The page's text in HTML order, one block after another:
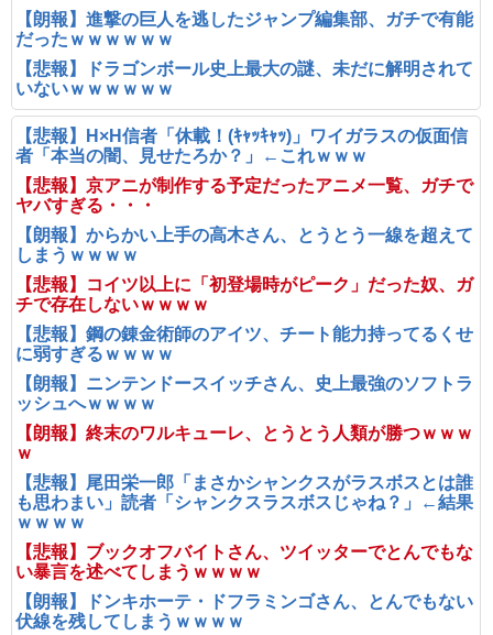
【朗報】進撃の巨人を逃したジャンプ編集部、ガチで有能
だったｗｗｗｗｗｗ
【悲報】ドラゴンボール史上最大の謎、未だに解明されて
いないｗｗｗｗｗｗ
【悲報】H×H信者「休載！(ｷｬｯｷｬｯ)」ワイガラスの仮面信
者「本当の闇、見せたろか？」←これｗｗｗ
【悲報】京アニが制作する予定だったアニメ一覧、ガチで
ヤバすぎる・・・
【朗報】からかい上手の高木さん、とうとう一線を超えて
しまうｗｗｗｗ
【悲報】コイツ以上に「初登場時がピーク」だった奴、ガ
チで存在しないｗｗｗｗ
【悲報】鋼の錬金術師のアイツ、チート能力持ってるくせ
に弱すぎるｗｗｗｗ
【朗報】ニンテンドースイッチさん、史上最強のソフトラ
ッシュへｗｗｗｗ
【朗報】終末のワルキューレ、とうとう人類が勝つｗｗｗ
ｗ
【悲報】尾田栄一郎「まさかシャンクスがラスボスとは誰
も思わまい」読者「シャンクスラスボスじゃね？」←結果
ｗｗｗｗ
【悲報】ブックオフバイトさん、ツイッターでとんでもな
い暴言を述べてしまうｗｗｗｗ
【朗報】ドンキホーテ・ドフラミンゴさん、とんでもない
伏線を残してしまうｗｗｗｗ